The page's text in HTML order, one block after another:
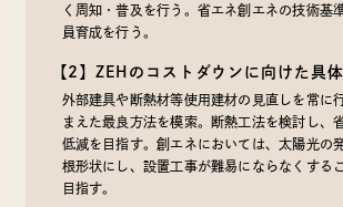
く周知・普及を行う。省エネ創エネの技術基
員育成を行う。
【2】ZEHのコストダウンに向けた具
外部建具や断熱材等使用建材の見直しを常に
まえた最良方法を模索。断熱工法を検討し、
低減を目指す。創エネにおいては、太陽光の
根形状にし、設置工事が難易にならなくする
目指す。